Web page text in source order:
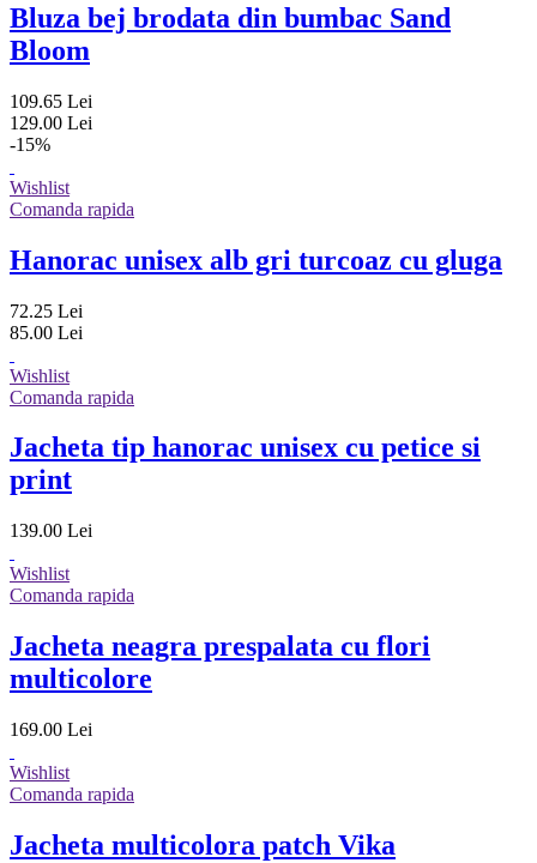
Bluza bej brodata din bumbac Sand
Bloom
109.65 Lei
129.00 Lei
-15%
Wishlist
Comanda rapida
Hanorac unisex alb gri turcoaz cu gluga
72.25 Lei
85.00 Lei
Wishlist
Comanda rapida
Jacheta tip hanorac unisex cu petice si
print
139.00 Lei
Wishlist
Comanda rapida
Jacheta neagra prespalata cu flori
multicolore
169.00 Lei
Wishlist
Comanda rapida
Jacheta multicolora patch Vika